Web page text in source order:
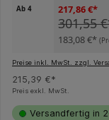
Ab4 217,86 €*
301,55
183,08 €*
Preise inkl. MwSt. zzgl.
215,39 €*
Preis exkl. MwSt.
Versandfertig in